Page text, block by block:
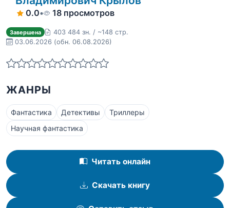
0.0• 18 просмотров
Завершена
403 484 зн. / ~148 стр.
03.06.2026 (обн. 06.08.2026)
ЖАНРЫ
Фантастика Детективы
Триллеры
Научная фантастика
Читать онлайн
Скачать книгу